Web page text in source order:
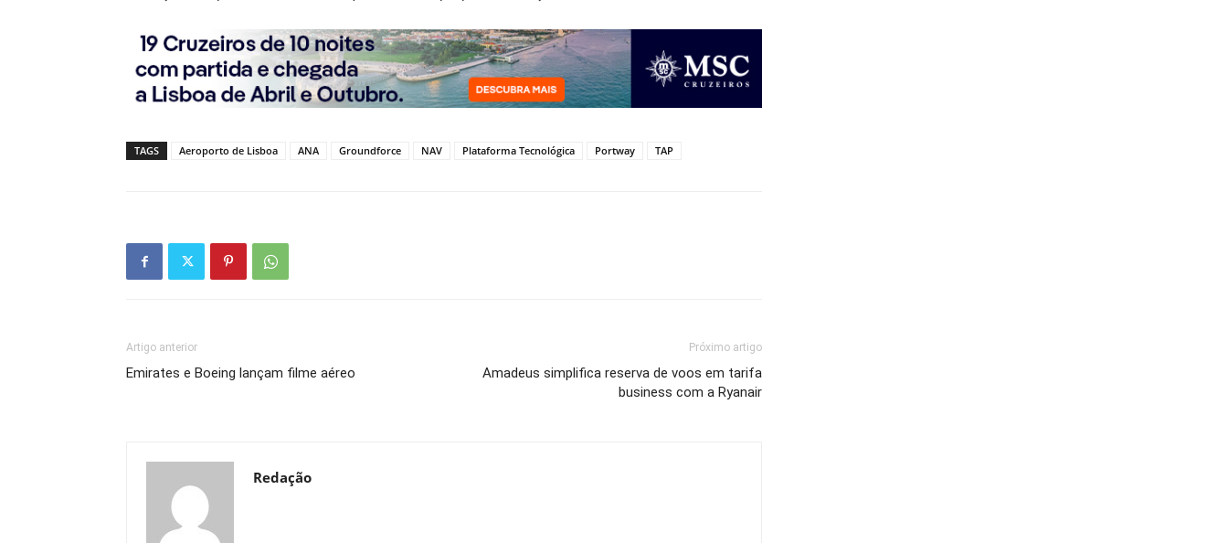
TAGS Aeroporto de Lisboa ANA Groundforce NAV Plataforma Tecnológica Portway TAP
Artigo anterior
Emirates e Boeing lançam filme aéreo
Próximo artigo
Amadeus simplifica reserva de voos em tarifa
business com a Ryanair
Redação